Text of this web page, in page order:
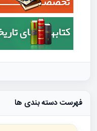
فهرست دسته بندی ها